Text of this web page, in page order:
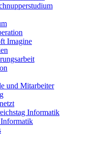
Imagine
und Mitarbeiter
Informatik